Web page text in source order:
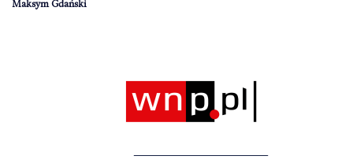
Maksym Gdański